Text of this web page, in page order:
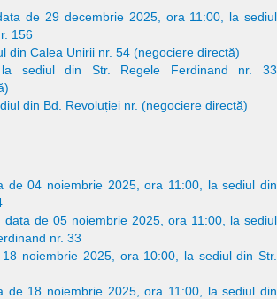
de 29 decembrie 2025, ora 11:00, la sediul
156
din Calea Unirii nr. 54 (negociere directă)
sediul din Str. Regele Ferdinand nr. 33
din Bd. Revoluției nr. (negociere directă)
de 04 noiembrie 2025, ora 11:00, la sediul din
data de 05 noiembrie 2025, ora 11:00, la sediul
nr. 33
noiembrie 2025, ora 10:00, la sediul din Str.
de 18 noiembrie 2025, ora 11:00, la sediul din